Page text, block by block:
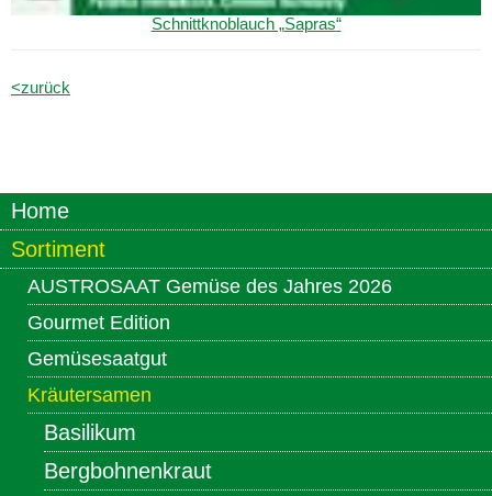
Schnittknoblauch „Sapras“
<zurück
Home
Sortiment
AUSTROSAAT Gemüse des Jahres 2026
Gourmet Edition
Gemüsesaatgut
Kräutersamen
Basilikum
Bergbohnenkraut